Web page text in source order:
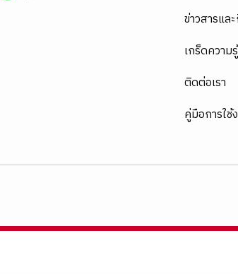
ข่าวสารแล
เกร็ดความรู้
ติดต่อเรา
คู่มือการใช้